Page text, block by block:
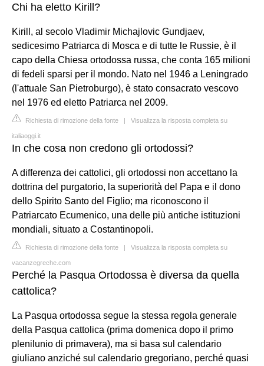
Chi ha eletto Kirill?
Kirill, al secolo Vladimir Michajlovic Gundjaev,
sedicesimo Patriarca di Mosca e di tutte le Russie, è il
capo della Chiesa ortodossa russa, che conta 165 milioni
di fedeli sparsi per il mondo. Nato nel 1946 a Leningrado
(l'attuale San Pietroburgo), è stato consacrato vescovo
nel 1976 ed eletto Patriarca nel 2009.
Richiesta di rimozione della fonte | Visualizza la risposta completa su
italiaoggi.it
In che cosa non credono gli ortodossi?
A differenza dei cattolici, gli ortodossi non accettano la
dottrina del purgatorio, la superiorità del Papa e il dono
dello Spirito Santo del Figlio; ma riconoscono il
Patriarcato Ecumenico, una delle più antiche istituzioni
mondiali, situato a Costantinopoli.
Richiesta di rimozione della fonte | Visualizza la risposta completa su
vacanzegreche.com
Perché la Pasqua Ortodossa è diversa da quella
cattolica?
La Pasqua ortodossa segue la stessa regola generale
della Pasqua cattolica (prima domenica dopo il primo
plenilunio di primavera), ma si basa sul calendario
giuliano anziché sul calendario gregoriano, perché quasi